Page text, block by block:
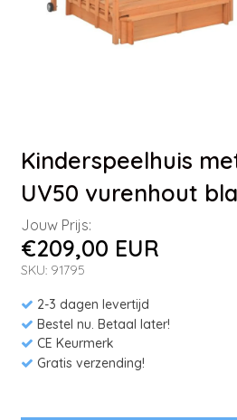
Kinderspeelhuis
UV50 vurenhout
Jouw Prijs:
€209,00 EUR
SKU: 91795
2-3 dagen levertijd
Bestel nu. Betaal later!
CE Keurmerk
Gratis verzending!